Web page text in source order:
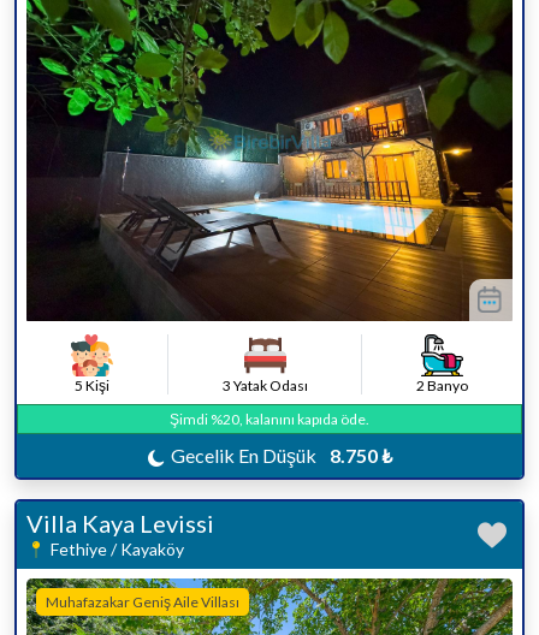
5 Kişi 3 Yatak Odası
2 Banyo
Şimdi %20, kalanını kapıda öde.
Gecelik En Düşük 8.750 ₺
Villa Kaya Levissi
Fethiye / Kayaköy
Muhafazakar Geniş Aile Villası